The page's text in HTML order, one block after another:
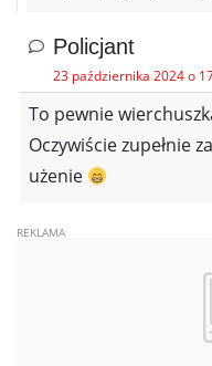
Policjant
23 października 2024 o
To pewnie
Oczywiście zupełnie
użenie